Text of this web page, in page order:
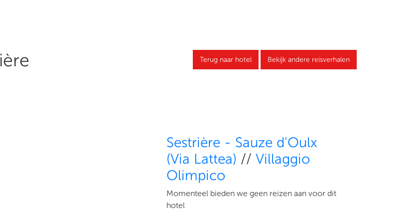
Terug naar hotel Bekijk andere reisverhalen
Sestrière - Sauze d'Oulx
(Via Lattea) // Villaggio
Olimpico
Momenteel bieden we geen reizen aan voor dit
hotel